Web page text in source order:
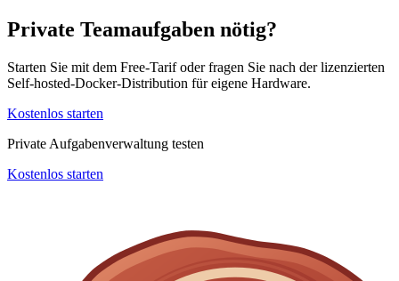
Private Teamaufgaben nötig?
Starten Sie mit dem Free-Tarif oder fragen Sie nach der lizenzierten
Self-hosted-Docker-Distribution für eigene Hardware.
Kostenlos starten
Private Aufgabenverwaltung testen
Kostenlos starten